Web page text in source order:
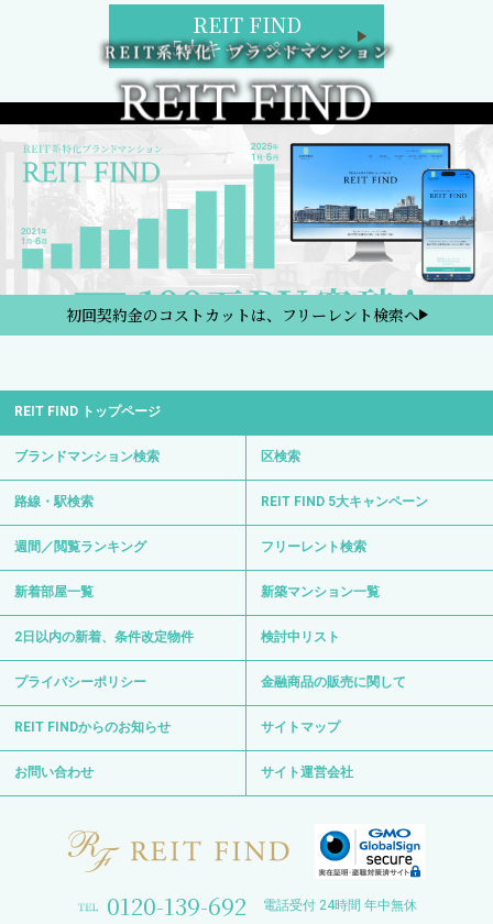
REIT FIND
5大キャンペーン
初回契約金のコストカットは、フリーレント検索へ
REIT FIND トップページ
ブランドマンション検索 区検索
路線・駅検索 REIT FIND 5大キャンペーン
週間／閲覧ランキング フリーレント検索
新着部屋一覧 新築マンション一覧
2日以内の新着、条件改定物件 検討中リスト
プライバシーポリシー 金融商品の販売に関して
REIT FINDからのお知らせ サイトマップ
お問い合わせ サイト運営会社
0120-139-692 電話受付 24時間 年中無休